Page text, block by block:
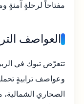
مفتاحاً لرحلةٍ آمنةٍ
العواصف
تتعرّض تبوك في
وعواصف ترابيةٍ
الصحاري الشمالية،